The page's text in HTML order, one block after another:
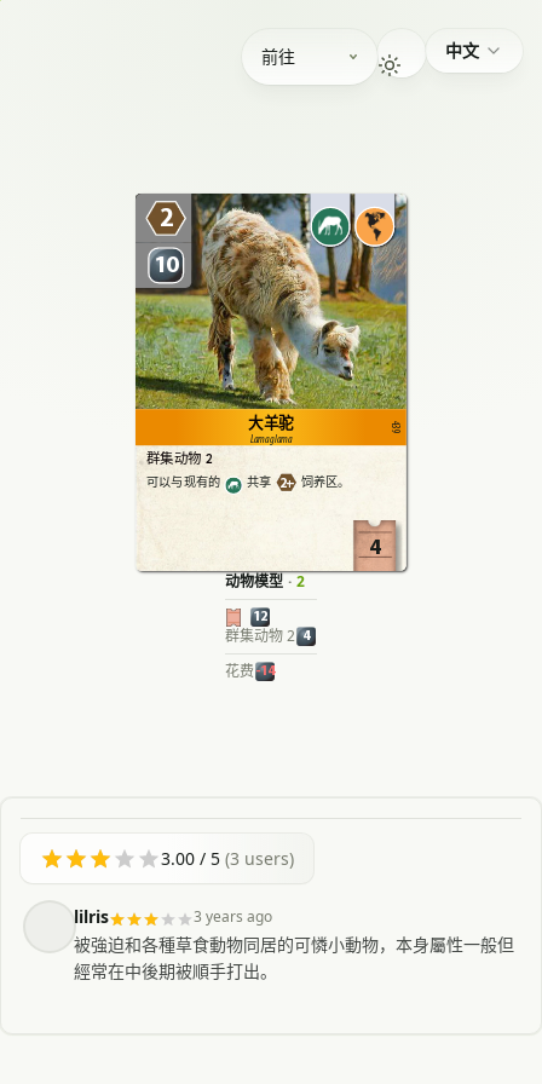
前往 中文
2
10
439
大羊驼
Lama glama
4
群集动物 2
可以与现有的 共享 2+ 饲养区。
动物模型 · 2
12
群集动物 2 4
花费-14
3.00 / 5 (3 users)
lilris 3 years ago
被強迫和各種草食動物同居的可憐小動物，本身屬性一般但
經常在中後期被順手打出。